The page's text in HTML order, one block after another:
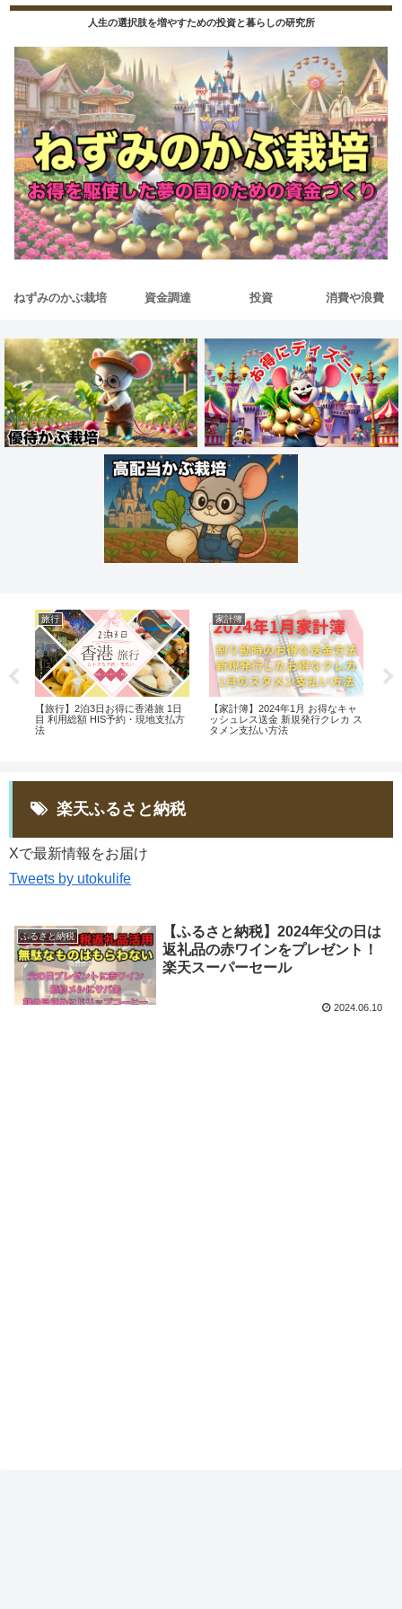
人生の選択肢を増やすための投資と暮らしの研究所
ねずみのかぶ栽培 資金調達 投資 消費や浪費
旅行
【旅行】2泊3日お得に香港旅 1日
目 利用総額 HIS予約・現地支払方
法
家計簿
【家計簿】2024年1月 お得なキャ
ッシュレス送金 新規発行クレカ ス
タメン支払い方法
楽天ふるさと納税
Xで最新情報をお届け
Tweets by utokulife
ふるさと納税
【ふるさと納税】2024年父の日は
返礼品の赤ワインをプレゼント！
楽天スーパーセール
2024.06.10